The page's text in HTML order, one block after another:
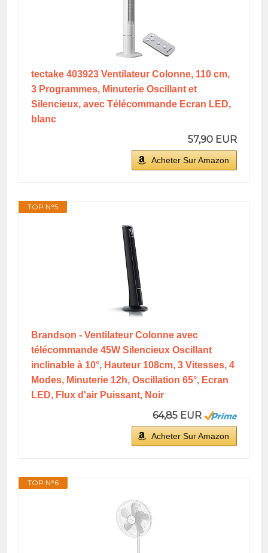
tectake 403923 Ventilateur Colonne, 110 cm,
3 Programmes, Minuterie Oscillant et
Silencieux, avec Télécommande Ecran LED,
blanc
57,90 EUR
Acheter Sur Amazon
TOP N°5
Brandson - Ventilateur Colonne avec
télécommande 45W Silencieux Oscillant
inclinable à 10°, Hauteur 108cm, 3 Vitesses, 4
Modes, Minuterie 12h, Oscillation 65°, Ecran
LED, Flux d'air Puissant, Noir
64,85 EUR
Acheter Sur Amazon
TOP N°6